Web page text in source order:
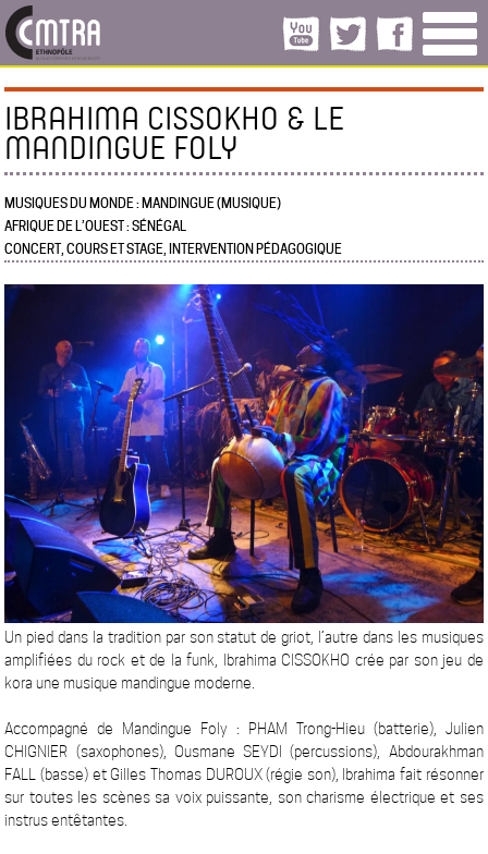
IBRAHIMA CISSOKHO & LE
MANDINGUE FOLY
MUSIQUES DU MONDE : MANDINGUE (MUSIQUE)
AFRIQUE DE L’OUEST : SÉNÉGAL
CONCERT, COURS ET STAGE, INTERVENTION PÉDAGOGIQUE
Un pied dans la tradition par son statut de griot, l’autre dans les musiques
amplifiées du rock et de la funk, Ibrahima CISSOKHO crée par son jeu de
kora une musique mandingue moderne.
Accompagné de Mandingue Foly : PHAM Trong-Hieu (batterie), Julien
CHIGNIER (saxophones), Ousmane SEYDI (percussions), Abdourakhman
FALL (basse) et Gilles Thomas DUROUX (régie son), Ibrahima fait résonner
sur toutes les scènes sa voix puissante, son charisme électrique et ses
instrus entêtantes.